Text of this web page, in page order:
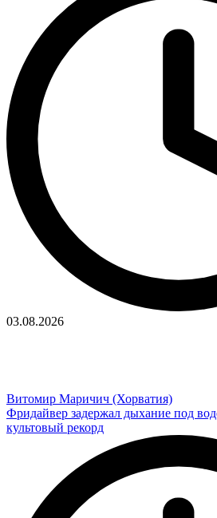
03.08.2026
Витомир Маричич (Хорватия)
Фридайвер задержал дыхание под
культовый рекорд